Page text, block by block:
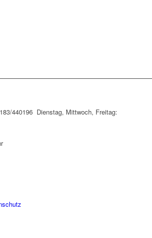
440196 Dienstag, Mittwoch, Freitag: